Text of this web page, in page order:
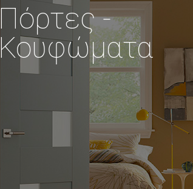
Πόρτες -
Κουφώματα